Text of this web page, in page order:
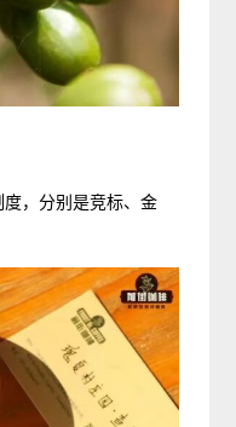
，分别是竞标、金